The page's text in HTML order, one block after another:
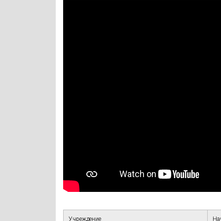
Учреждение